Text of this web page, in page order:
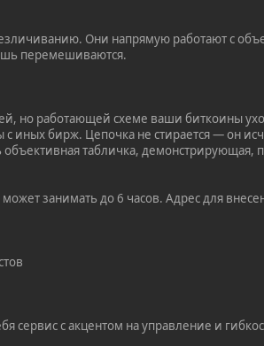
Они напрямую работают с
перемешиваются.
но работающей схеме ваши биткоины
иных бирж. Цепочка не стирается — он
табличка, демонстрирующая,
занимать до 6 часов. Адрес для
сервис с акцентом на управление и